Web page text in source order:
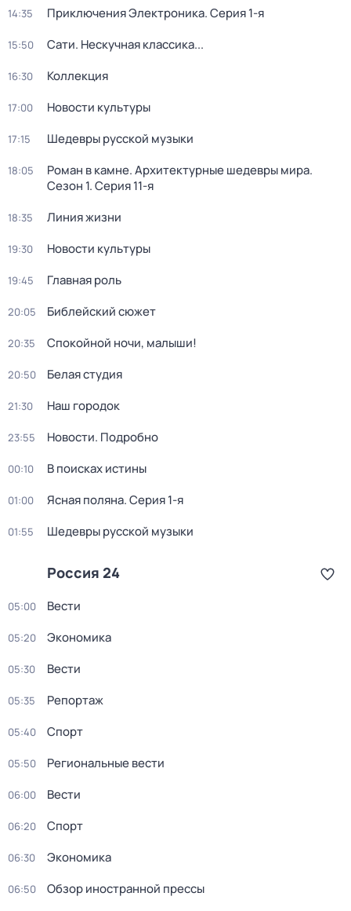
14:35 Приключения Электроника. Серия 1-я
15:50 Сати. Нескучная классика...
16:30 Коллекция
17:00 Новости культуры
17:15 Шедевры русской музыки
18:05 Роман в камне. Архитектурные шедевры мира.
Сезон 1. Серия 11-я
18:35 Линия жизни
19:30 Новости культуры
19:45 Главная роль
20:05 Библейский сюжет
20:35 Спокойной ночи, малыши!
20:50 Белая студия
21:30 Наш городок
23:55 Новости. Подробно
00:10 В поисках истины
01:00 Ясная поляна. Серия 1-я
01:55 Шедевры русской музыки
Россия 24
05:00 Вести
05:20 Экономика
05:30 Вести
05:35 Репортаж
05:40 Спорт
05:50 Региональные вести
06:00 Вести
06:20 Спорт
06:30 Экономика
06:50 Обзор иностранной прессы